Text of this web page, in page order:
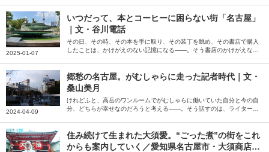
2025-01-07
いつだって、本とコーヒーに困らない街「名古屋」
｜文・谷川電話
その日、その時、その本を手に取り、その装丁を眺め、その書店で購入
したことは、かけがえのない記憶になる――。そう書店のかけがえなさ
ていただきました。
2024-04-09
郷愁の名古屋。がむしゃらに走った記者時代｜文・
桑山美月
けれどふと、高岳のワンルームでがむしゃらに働いていた自分と今の自
分、どちらが幸せなのだろうと考える――。そう話すのは、ライターの
住み続けて生まれた大須愛。“ごった煮”の街をこれ
からも案内していく／愛知県名古屋市・大須商店街